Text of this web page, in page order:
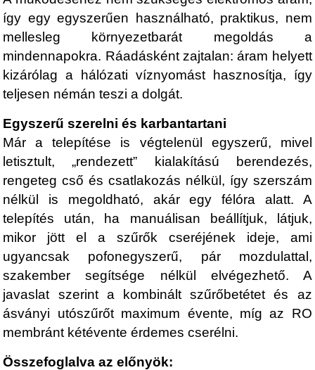
így egy egyszerűen használható, praktikus, nem
mellesleg környezetbarát megoldás a
mindennapokra. Ráadásként zajtalan: áram helyett
kizárólag a hálózati víznyomást hasznosítja, így
teljesen némán teszi a dolgát.
Egyszerű szerelni és karbantartani
Már a telepítése is végtelenül egyszerű, mivel
letisztult, „rendezett” kialakítású berendezés,
rengeteg cső és csatlakozás nélkül, így szerszám
nélkül is megoldható, akár egy félóra alatt. A
telepítés után, ha manuálisan beállítjuk, látjuk,
mikor jött el a szűrők cseréjének ideje, ami
ugyancsak pofonegyszerű, pár mozdulattal,
szakember segítsége nélkül elvégezhető. A
javaslat szerint a kombinált szűrőbetétet és az
ásványi utószűrőt maximum évente, míg az RO
membránt kétévente érdemes cserélni.
Összefoglalva az előnyök: